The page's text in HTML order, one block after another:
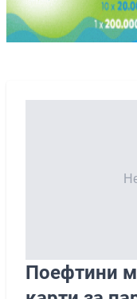
Поефтини